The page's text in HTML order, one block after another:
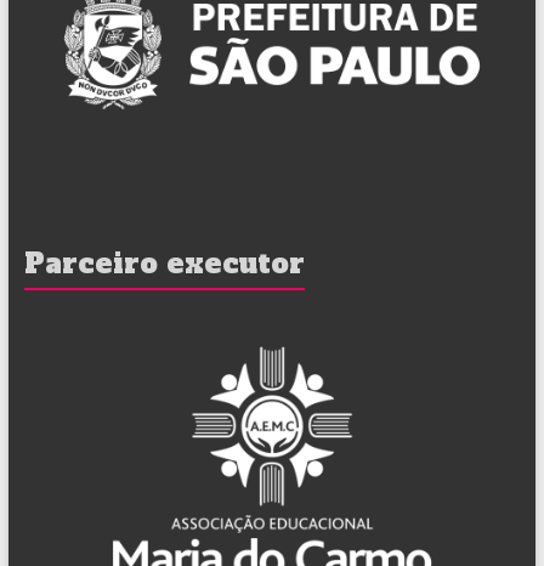
Parceiro executor